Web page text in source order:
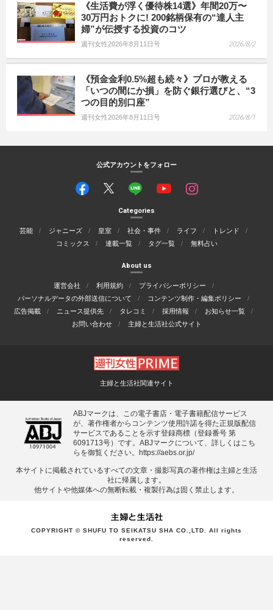
《生活費が浮く優待株14選》年間20万〜
30万円おトクに! 200銘柄保有の“達人主
婦”が伝授する投資のコツ
週刊女性2026年8月11日号 2026/8/2
《預金金利0.5%超も続々》プロが教える
「いつの間にか損」を防ぐ銀行選びと、“3
つの目的別口座”
週刊女性2026年8月11日号 2026/8/1
公式アカウントをフォロー
Categories
芸能 ジャニーズ 皇室 社会・事件 ライフ
トレンド
コミックス
連載一覧 タグ一覧 無料占い
About us
運営会社 利用規約
プライバシーポリシー
パーソナルデータの外部送信について
コンテンツ制作・編集ポリシー
広告掲載
ニュース提供先 タレコミ 採用情報
お知らせ一覧
お問い合わせ
主婦と生活社公式サイト
主婦と生活社関連サイト
ABJマークは、この電子書店・電子書籍配信サービス
が、著作権者からコンテンツ使用許諾を得た正規版配信
サービスであることを示す登録商標（登録番号 第
6091713号）です。ABJマークについて、詳しくはこち
らを御覧ください。
https://aebs.or.jp/
本サイトに掲載されているすべての⽂章・撮影写真の著作権は主婦と⽣活
社に帰属します。
他サイトや他媒体への無断転載・複製⾏為は固く禁⽌します。
COPYRIGHT © SHUFU TO SEIKATSU SHA CO.,LTD. All rights
reserved.